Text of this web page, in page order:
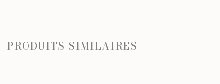
PRODUITS SIMILAIRES